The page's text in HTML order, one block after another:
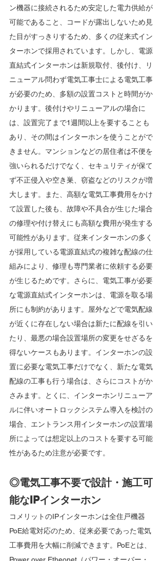
ン機器に接続されるため安定した電力供給が
可能であること、コードが露出しないため見
た目がすっきりするため、多くの従来式イン
ターホンで採用されています。しかし、電源
直結式インターホンは新規取付、後付け、リ
ニューアル問わず電気工事士による電気工事
が必要のため、多額の設置コストと時間がか
かります。後付けやリニューアルの場合に
は、設置完了まで1週間以上を要することも
あり、その間はインターホンを使うことがで
きません。マンションなどの居住者は不便を
強いられるだけでなく、セキュリティが保て
ず不正侵入や空き巣、窃盗などのリスクが増
大します。また、高額な電気工事費用をかけ
て設置した後も、故障や不具合が生じた場合
の修理や付け替えにも高額な費用が発生する
可能性があります。従来インターホンの多く
が採用している電源直結式の複雑な配線の仕
組みにより、修理も専門業者に依頼する必要
が生じるためです。さらに、電気工事が必要
な電源直結式インターホンは、電源を取る場
所にも制約があります。屋外などで電気配線
が近くに存在しない場合は新たに配線を引い
たり、最悪の場合設置場所の変更をせざるを
得ないケースもあります。インターホンの設
置に必要な電気工事だけでなく、新たな電気
配線の工事も行う場合は、さらにコストがか
さみます。とくに、インターホンリニューア
ルに伴いオートロックシステム導入を検討の
場合、エントランス用インターホンの設置場
所によっては想定以上のコストを要する可能
性があるため注意が必要です。
◎電気工事不要で設計・施工可
能なIPインターホン
コメリットのIPインターホンは全住戸機器
PoE給電対応のため、従来必要であった電気
工事費用を大幅に削減できます。PoEとは、
Power over Etheonet（パワー・オーバー・